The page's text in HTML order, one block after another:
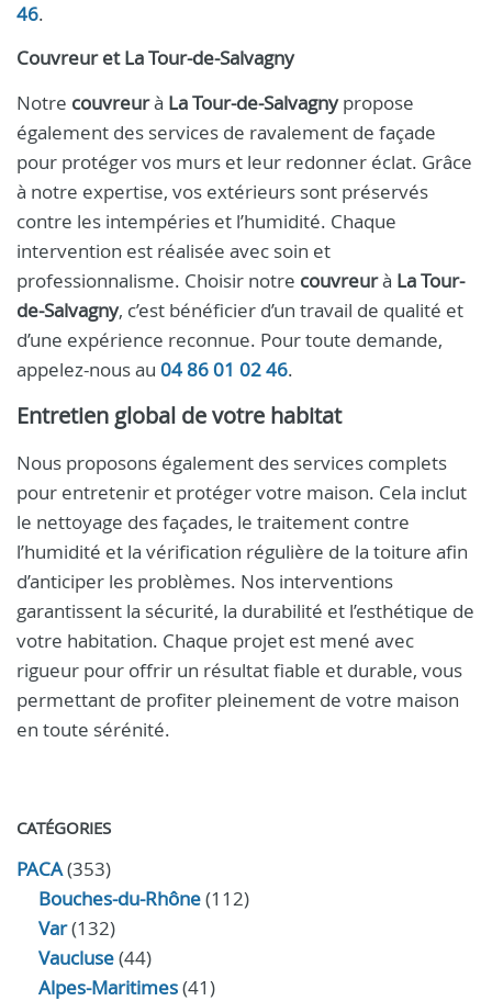
46.
Couvreur et La Tour-de-Salvagny
Notre couvreurà La Tour-de-Salvagnypropose
également des services de ravalement de façade
pour protéger vos murs et leur redonner éclat. Grâce
à notre expertise, vos extérieurs sont préservés
contre les intempéries et l’humidité. Chaque
intervention est réalisée avec soin et
professionnalisme. Choisir notre couvreurà La Tour-
de-Salvagny, c’est bénéficier d’un travail de qualité et
d’une expérience reconnue. Pour toute demande,
appelez-nous au 04 86 01 02 46.
Entretien global de votre habitat
Nous proposons également des services complets
pour entretenir et protéger votre maison. Cela inclut
le nettoyage des façades, le traitement contre
l’humidité et la vérification régulière de la toiture afin
d’anticiper les problèmes. Nos interventions
garantissent la sécurité, la durabilité et l’esthétique de
votre habitation. Chaque projet est mené avec
rigueur pour offrir un résultat fiable et durable, vous
permettant de profiter pleinement de votre maison
en toute sérénité.
CATÉGORIES
PACA(353)
Bouches-du-Rhône(112)
Var(132)
Vaucluse(44)
Alpes-Maritimes(41)